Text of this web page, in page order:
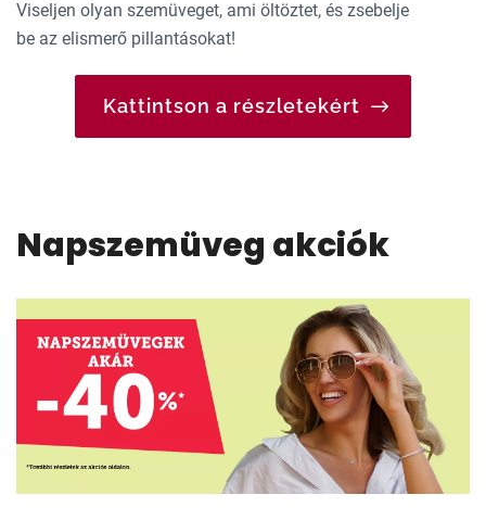
Viseljen olyan szemüveget, ami öltöztet, és zsebelje
be az elismerő pillantásokat!
Kattintson a részletekért
Napszemüveg akciók